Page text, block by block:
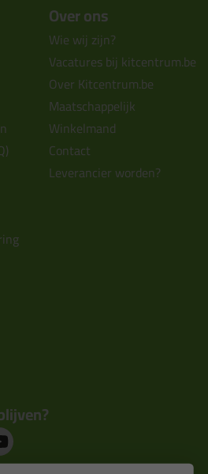
Over ons
Wie wij zijn?
Vacatures bij kitcentrum.be
Over Kitcentrum.be
Maatschappelijk
Winkelmand
Contact
Leverancier worden?